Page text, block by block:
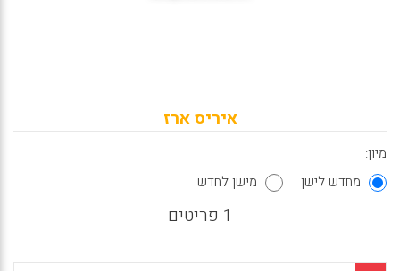
איריס ארז
מיון:
מחדש לישן
מישן לחדש
1 פריטים